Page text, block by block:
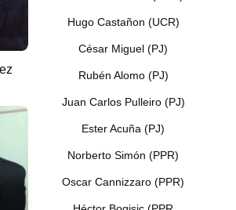
intercultural
ORGÁNICA
Hugo Castañon (UCR)
César Miguel (PJ)
Rubén Alomo (PJ)
Juan Carlos Pulleiro (PJ)
Ester Acuña (PJ)
Norberto Simón (PPR)
Oscar Cannizzaro (PPR)